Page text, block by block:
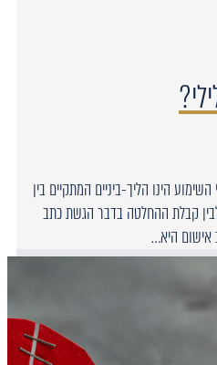
הינו הליך-ביניים המתקיים בין
קבלת ההחלטה בדבר הגשת כתב
אישום היא…